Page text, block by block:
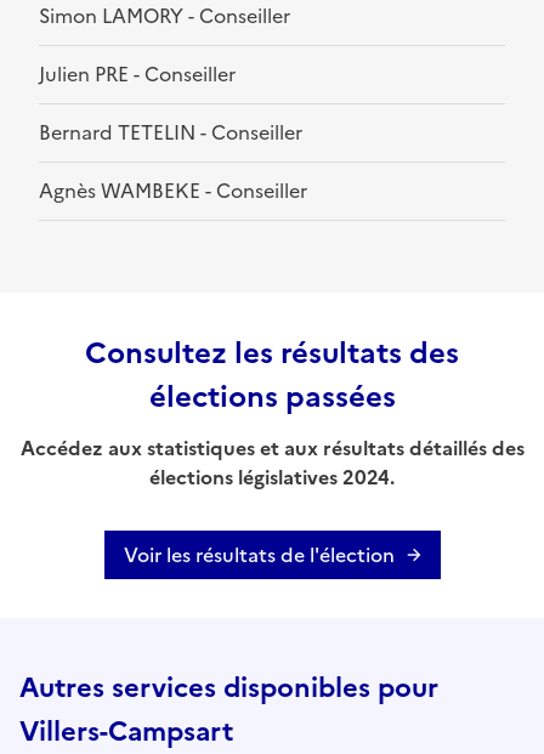
Simon LAMORY - Conseiller
Julien PRE - Conseiller
Bernard TETELIN - Conseiller
Agnès WAMBEKE - Conseiller
Consultez les résultats des
élections passées
Accédez aux statistiques et aux résultats détaillés des
élections législatives 2024.
Voir les résultats de l'élection
Autres services disponibles pour
Villers-Campsart